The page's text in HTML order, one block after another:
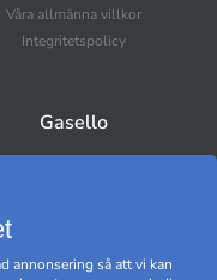
Våra allmänna villkor
Integritetspolicy
Gasello
Black Friday
annonsering så att vi kan